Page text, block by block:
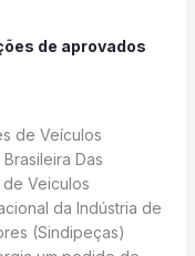
de aprovados
de Veículos
Das
Veiculos
da Indústria de
(Sindipeças)